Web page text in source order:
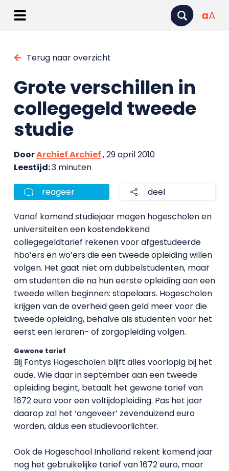
aA
Terug naar overzicht
Grote verschillen in
collegegeld tweede
studie
DoorArchief Archief, 29 april 2010
Leestijd:3 minuten
reageer deel
Vanaf komend studiejaar mogen hogescholen en
universiteiten een kostendekkend
collegegeldtarief rekenen voor afgestudeerde
hbo’ers en wo’ers die een tweede opleiding willen
volgen. Het gaat niet om dubbelstudenten, maar
om studenten die na hun eerste opleiding aan een
tweede willen beginnen: stapelaars. Hogescholen
krijgen van de overheid geen geld meer voor die
tweede opleiding, behalve als studenten voor het
eerst een leraren- of zorgopleiding volgen.
Gewone tarief
Bij Fontys Hogescholen blijft alles voorlopig bij het
oude. Wie daar in september aan een tweede
opleiding begint, betaalt het gewone tarief van
1672 euro voor een voltijdopleiding. Pas het jaar
daarop zal het ‘ongeveer’ zevenduizend euro
worden, aldus een studievoorlichter.
Ook de Hogeschool Inholland rekent komend jaar
nog het gebruikelijke tarief van 1672 euro, maar